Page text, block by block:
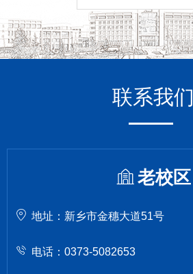
联系我们
老校区
地址：新乡市金穗大道51号
电话：0373-5082653